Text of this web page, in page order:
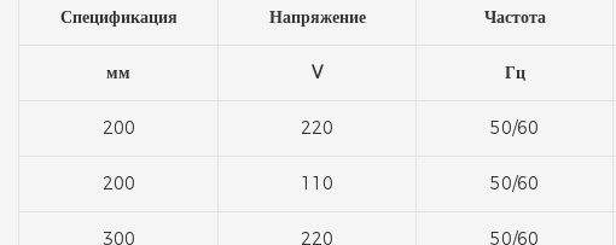
Спецификация Напряжение Частота
мм V Гц
200 220 50/60
200 110 50/60
300 220 50/60